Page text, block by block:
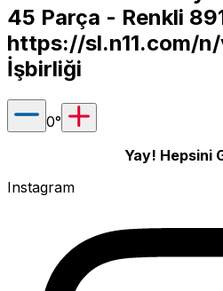
45 Parça - Renkli
https://sl.n11.com/
İşbirliği
0°
Yay! Hepsini
Instagram